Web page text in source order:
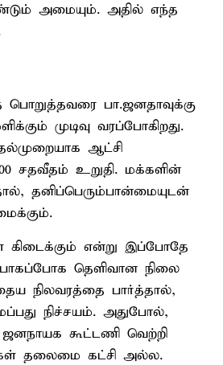
அமையும். அதில் எந்த
பா.ஜனதாவுக்கு
முடிவு வரப்போகிறது.
ஆட்சி
சதவீதம் உறுதி. மக்களின்
தனிப்பெரும்பான்மையுடன்
என்று இப்போதே
தெளிவான நிலை
நிலவரத்தை பார்த்தால்,
நிச்சயம். அதுபோல்,
ஜனநாயக கூட்டணி வெற்றி
தலைமை கட்சி அல்ல.